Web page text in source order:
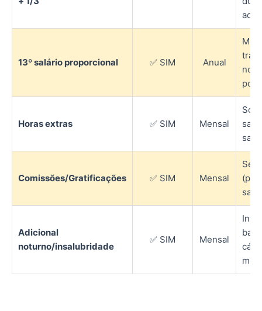
13º salário proporcional ✅ SIM Anual
no
por
Horas extras ✅ SIM Mensal
Comissões/Gratificações ✅ SIM Mensal
Se
Adicional
noturno/insalubridade
✅ SIM Mensal